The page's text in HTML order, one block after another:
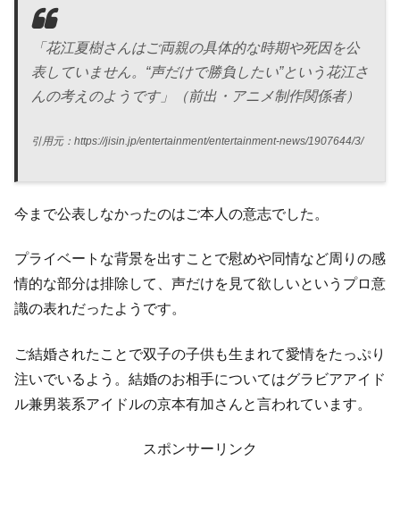
「花江夏樹さんはご両親の具体的な時期や死因を公
表していません。“声だけで勝負したい”という花江さ
んの考えのようです」（前出・アニメ制作関係者）
引用元：https://jisin.jp/entertainment/entertainment-news/1907644/3/
今まで公表しなかったのはご本人の意志でした。
プライベートな背景を出すことで慰めや同情など周りの感
情的な部分は排除して、声だけを見て欲しいというプロ意
識の表れだったようです。
ご結婚されたことで双子の子供も生まれて愛情をたっぷり
注いでいるよう。結婚のお相手についてはグラビアアイド
ル兼男装系アイドルの京本有加さんと言われています。
スポンサーリンク